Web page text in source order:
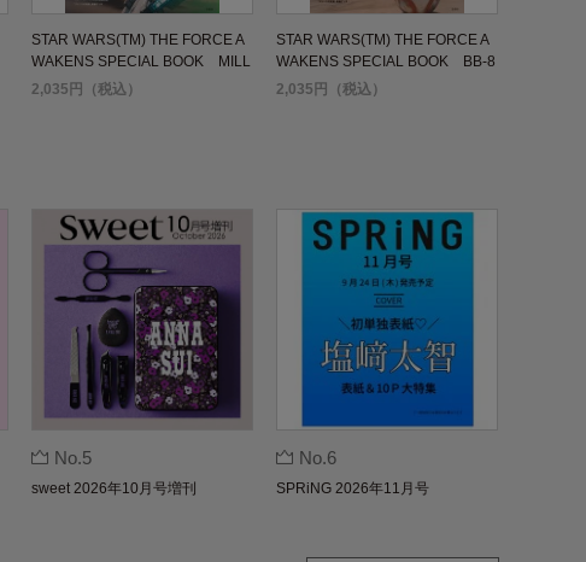
STAR WARS(TM) THE FORCE A
WAKENS SPECIAL BOOK MILL
ENNIUM FALCON
2,035円（税込）
STAR WARS(TM) THE FORCE A
WAKENS SPECIAL BOOK BB-8
2,035円（税込）
No.5
sweet 2026年10月号増刊
No.6
SPRiNG 2026年11月号